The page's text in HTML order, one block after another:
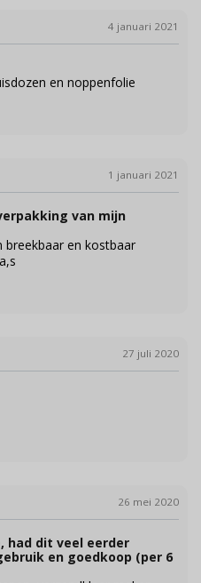
4 januari 2021
en noppenfolie
1 januari 2021
van mijn
breekbaar en kostbaar
27 juli 2020
26 mei 2020
had dit veel eerder
en goedkoop (per 6